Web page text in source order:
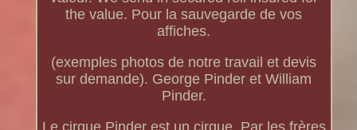
the value. Pour la sauvegarde de vos
affiches.
(exemples photos de notre travail et devis
sur demande). George Pinder et William
Pinder.